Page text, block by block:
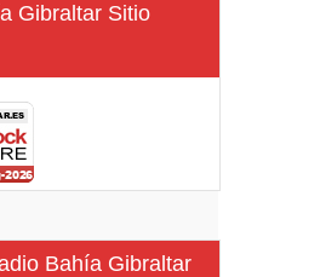
Gibraltar Sitio
Bahía Gibraltar